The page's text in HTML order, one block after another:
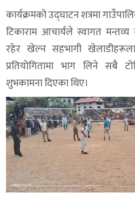
कार्यक्रमको उद्घाटन शत्रमा
टिकाराम आचार्यले स्वागत
रहेर खेल्न सहभागी
प्रतियोगितामा भाग लिने सबै
शुभकामना दिएका थिए।